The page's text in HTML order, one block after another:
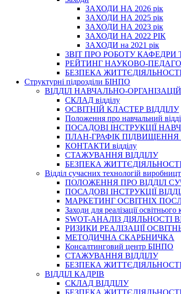
ЗАХОДИ НА 2026 рік
ЗАХОДИ НА 2025 рік
ЗАХОДИ НА 2023 рік
ЗАХОДИ НА 2022 РІК
ЗАХОДИ на 2021 рік
3BIT ПРО РОБОТУ КАФЕДРИ
РЕЙТИНГ НАУКОВО-
БЕЗПЕКА
Структурні підрозділи БІНПО
ВІДДІЛ НАВЧАЛЬНО-
СКЛАД відділу
ОСВІТНІЙ КЛАСТЕР ВІДДІЛУ
Положення про навчальний
ПОСАДОВІ ІНСТРУКЦІЇ
ПЛАН-ГРАФІК ПІДВИЩЕННЯ
КОНТАКТИ відділу
СТАЖУВАННЯ ВІДДІЛУ
БЕЗПЕКА
Відділ сучасних технологій
ПОЛОЖЕННЯ ПРО ВІДДІЛ
ПОСАДОВІ ІНСТРУКЦІЇ
МАРКЕТИНГ ОСВІТНІХ
Заходи для реалізації освітнього
SWOT-АНАЛІЗ ДІЯЛЬНОСТІ
РИЗИКИ РЕАЛІЗАЦІЇ
МЕТОДИЧНА СКАРБНИЧКА
Консалтинговий центр БІНПО
СТАЖУВАННЯ ВІДДІЛУ
БЕЗПЕКА
ВІДДІЛ КАДРІВ
СКЛАД ВІДДІЛУ
БЕЗПЕКА